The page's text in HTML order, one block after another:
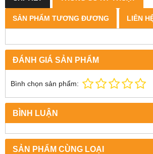
SẢN PHẨM TƯƠNG ĐƯƠNG LIÊN
ĐÁNH GIÁ SẢN PHẨM
Bình chọn sản phẩm:
BÌNH LUẬN
SẢN PHẨM CÙNG LOẠI